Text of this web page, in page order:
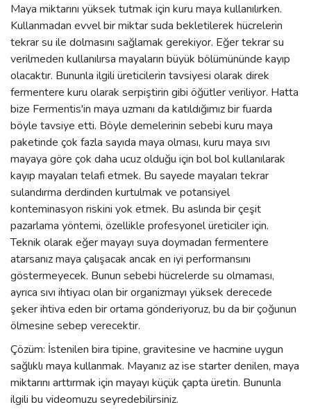
Maya miktarını yüksek tutmak için kuru maya kullanılırken.
Kullanmadan evvel bir miktar suda bekletilerek hücrelerin
tekrar su ile dolmasını sağlamak gerekiyor. Eğer tekrar su
verilmeden kullanılırsa mayaların büyük bölümününde kayıp
olacaktır. Bununla ilgili üreticilerin tavsiyesi olarak direk
fermentere kuru olarak serpiştirin gibi öğütler veriliyor. Hatta
bize Fermentis'in maya uzmanı da katıldığımız bir fuarda
böyle tavsiye etti. Böyle demelerinin sebebi kuru maya
paketinde çok fazla sayıda maya olması, kuru maya sıvı
mayaya göre çok daha ucuz olduğu için bol bol kullanılarak
kayıp mayaları telafi etmek. Bu sayede mayaları tekrar
sulandırma derdinden kurtulmak ve potansiyel
konteminasyon riskini yok etmek. Bu aslında bir çeşit
pazarlama yöntemi, özellikle profesyonel üreticiler için.
Teknik olarak eğer mayayı suya doymadan fermentere
atarsanız maya çalışacak ancak en iyi performansını
göstermeyecek. Bunun sebebi hücrelerde su olmaması,
ayrıca sıvı ihtiyacı olan bir organizmayı yüksek derecede
şeker ihtiva eden bir ortama gönderiyoruz, bu da bir çoğunun
ölmesine sebep verecektir.
Çözüm: İstenilen bira tipine, gravitesine ve hacmine uygun
sağlıklı maya kullanmak. Mayanız az ise starter denilen, maya
miktarını arttırmak için mayayı küçük çapta üretin. Bununla
ilgili bu videomuzu seyredebilirsiniz.